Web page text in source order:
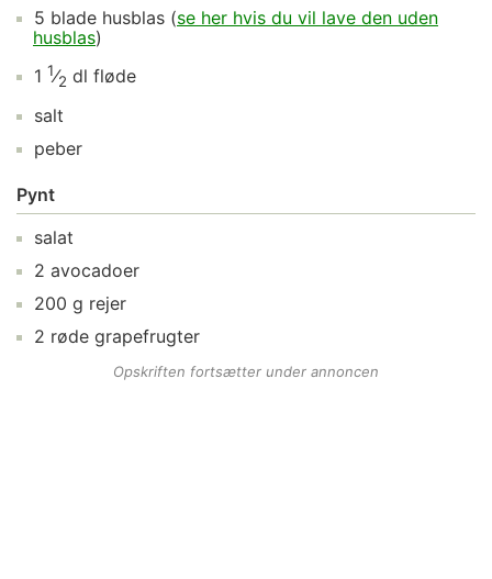
5 blade husblas (se her hvis du vil lave den uden
husblas)
1 1⁄2 dl fløde
salt
peber
Pynt
salat
2 avocadoer
200 g rejer
2 røde grapefrugter
Opskriften fortsætter under annoncen